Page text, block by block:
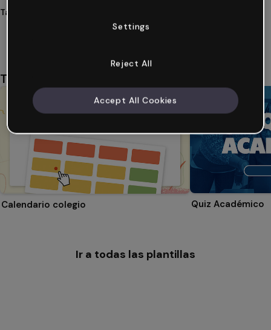
Tags
dibujos
También te puede gustar
Calendario colegio Quiz Académico
Ir a todas las plantillas
Settings
Reject All
Accept All Cookies